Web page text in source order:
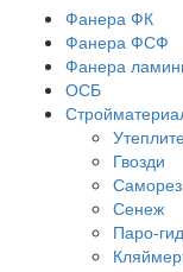
Фанера ФК
Фанера ФСФ
Фанера
ОСБ
Гвозди
Саморез
Сенеж
Паро-